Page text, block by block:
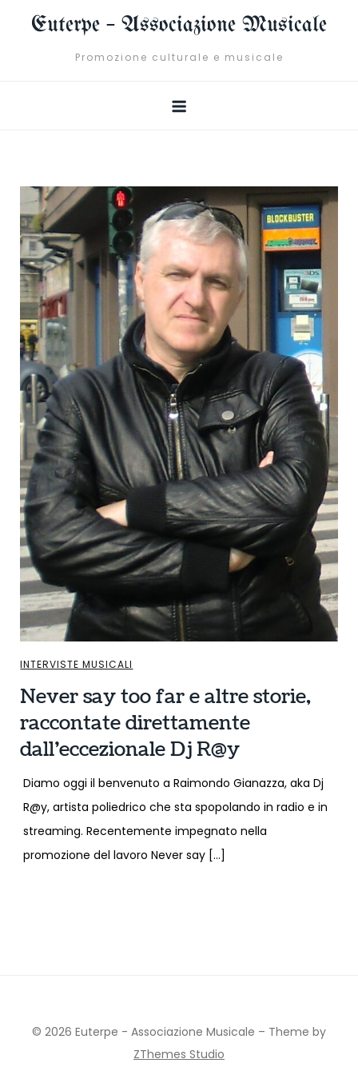
Euterpe – Associazione Musicale
Promozione culturale e musicale
INTERVISTE MUSICALI
Never say too far e altre storie,
raccontate direttamente
dall’eccezionale Dj R@y
Diamo oggi il benvenuto a Raimondo Gianazza, aka Dj
R@y, artista poliedrico che sta spopolando in radio e in
streaming. Recentemente impegnato nella
promozione del lavoro Never say […]
© 2026 Euterpe - Associazione Musicale – Theme by
ZThemes Studio